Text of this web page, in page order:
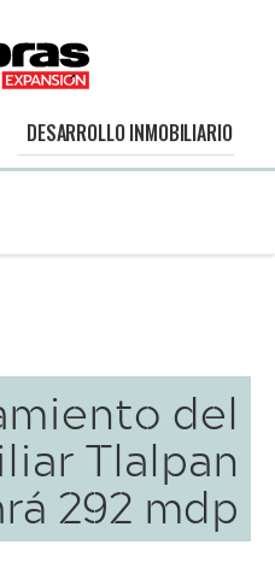
DESARROLLO INMOBILIARIO
del
Tlalpan
292 mdp